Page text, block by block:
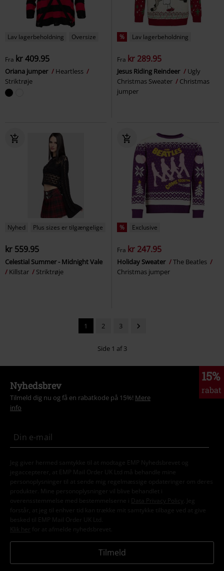
Lav lagerbeholdning Oversize
Fra kr 409.95
Oriana jumper
Heartless
Striktrøje
% Lav lagerbeholdning
Fra kr 289.95
Jesus Riding Reindeer
Ugly
Christmas Sweater
Christmas
jumper
Nyhed Plus sizes er tilgængelige
kr 559.95
Celestial Summer - Midnight Vale
Killstar
Striktrøje
% Exclusive
Fra kr 247.95
Holiday Sweater
The Beatles
Christmas jumper
1 2 3
Side 1 af 3
15%
rabat
Nyhedsbrev
Tilmeld dig nu og få en rabatkode på 15%! Mere
info
Jeg giver hermed samtykke til at modtage EMP Nyhedsbrevet og
jegaccepterer, at EMP Mail Order UK Ltd må behandle mine
personoplysninger til at sende mig regelmæssige opdateringer om deres
produkter. Mine personoplysninger vil blive behandlet i
overensstemmelse med bestemmelserne i
Data Privacy Policy
. Jeg
forstår, at jeg til enhver tid kan trække mit samtykke tilbage ved at give
besked til EMP Mail Order UK Ltd.
Klik her
for at afmelde nyhedsbrevet.
Tilmeld